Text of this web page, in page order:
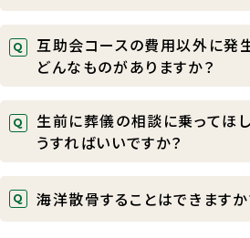
24時間365日早朝・深夜に関
フがいつでも対応いたしており
らも昼夜に関わらずお電話を
相談だけでも承っておりますの
らずお電話ください。
互助会コースの費用以外に発
どんなものがありますか？
互助会のコース費用以外に、会
礼品、寺院（司式者）への謝礼
なってまいります。なお、互助
の直営葬祭場が半額でご利用
ております。
生前に葬儀の相談に乗ってほ
うすればいいですか？
富士葬祭では、無料でご葬儀
積もりを承っております。お電
ん行っておりますが、基本、対
海洋散骨することはできますか